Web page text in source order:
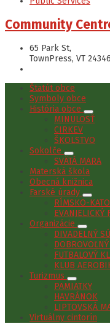
Community
65 Park St,
TownPress, VT 24346
Štatút obce
Symboly obce
História obce
MINULOSŤ
CIRKEV
ŠKOLSTVO
Sokolče
SVÄTÁ MARA
Materská škola
Obecná knižnica
Farské úrady
RÍMSKO-
EVANJELICKÝ
Organizácie
DIVADELNÝ
FUTBALOVÝ
KLUB
Turizmus
PAMIATKY
HAVRÁNOK
LIPTOVSKÁ
Virtuálny cintorín